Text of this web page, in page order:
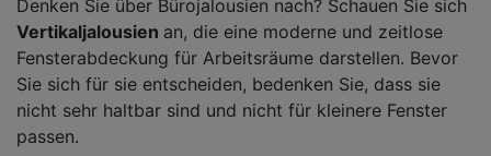
Denken Sie über Bürojalousien nach? Schauen Sie sich
Vertikaljalousien an, die eine moderne und zeitlose
Fensterabdeckung für Arbeitsräume darstellen. Bevor
Sie sich für sie entscheiden, bedenken Sie, dass sie
nicht sehr haltbar sind und nicht für kleinere Fenster
passen.